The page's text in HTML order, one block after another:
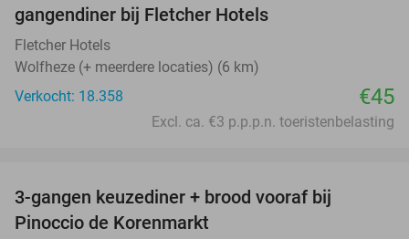
gangendiner bij Fletcher Hotels
Fletcher Hotels
Wolfheze (+ meerdere locaties) (6 km)
Verkocht: 18.358
€45
Excl. ca. €3 p.p.p.n. toeristenbelasting
3-gangen keuzediner + brood vooraf bij
Pinoccio de Korenmarkt